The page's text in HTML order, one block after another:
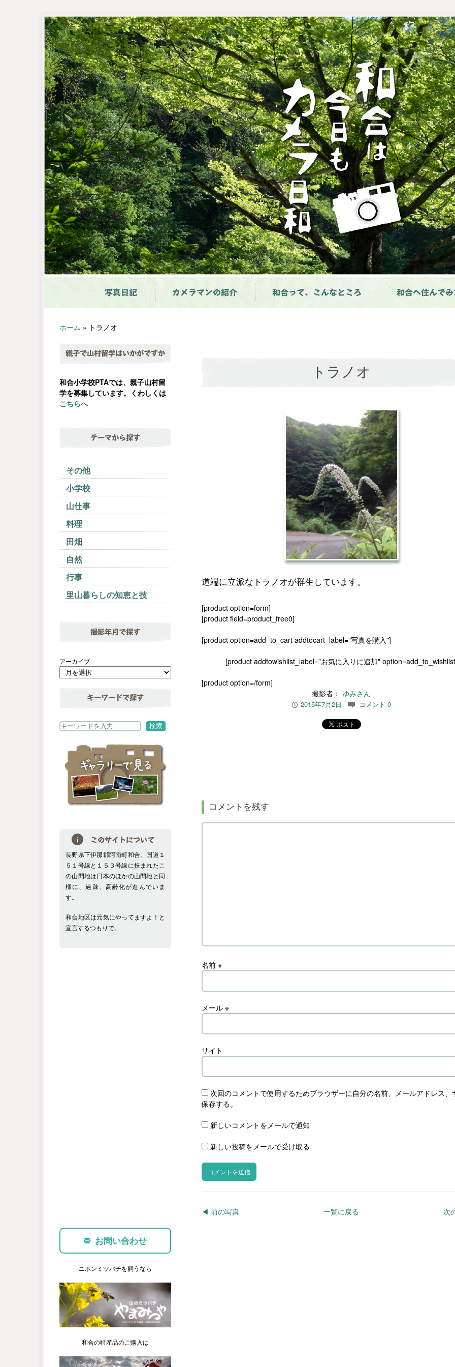
写真日記 カメラマンの紹介 和合って、こんなところ 和合へ住んで
ホーム » トラノオ
トラノオ
道端に立派なトラノオが群生しています。
[product option=form]
[product field=product_free0]
[product option=add_to_cart addtocart_label="写真を購入"]
[product addtowishlist_label="お気に入りに追加"
[product option=/form]
撮影者： ゆみさん
P 2015年7月2日 c コメント 0
コメントを残す
名前 ※
メール ※
サイト
次回のコメントで使用するためブラウザーに自分の名前、メールアドレス、
保存する。
新しいコメントをメールで通知
新しい投稿をメールで受け取る
◀︎ 前の写真 次
一覧に戻る
親子で山村留学はいかがですか
和合小学校PTAでは、親子山村留
学を募集しています。くわしくは
こちらへ
テーマから探す
その他
小学校
山仕事
料理
田畑
自然
行事
里山暮らしの知恵と技
撮影年月で探す
アーカイブ
キーワードで探す
検
検索
このサイトについて
長野県下伊那郡阿南町和合。国道１
５１号線と１５３号線に挟まれたこ
の山間地は日本のほかの山間地と同
様に、過疎、高齢化が進んでいま
す。
和合地区は元気にやってますよ！と
宣言するつもりで。
お問い合わせ
ニホンミツバチを飼うなら
和合の特産品のご購入は